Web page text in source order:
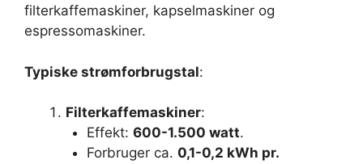
filterkaffemaskiner, kapselmaskiner og
espressomaskiner.
Typiske strømforbrugstal:
Filterkaffemaskiner:
Effekt: 600-1.500 watt.
Forbruger ca. 0,1-0,2 kWh pr.